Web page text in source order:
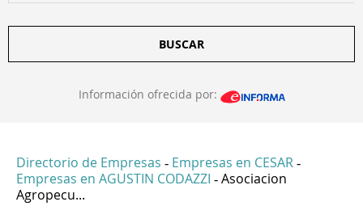
BUSCAR
Información ofrecida por:
Directorio de Empresas - Empresas en CESAR -
Empresas en AGUSTIN CODAZZI - Asociacion
Agropecu...